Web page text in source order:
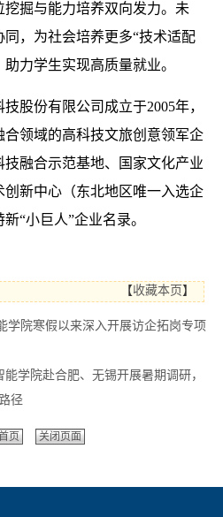
掘与能力培养双向发力。未
，为社会培养更多“技术适配
力学生实现高质量就业。
股份有限公司成立于2005年，
合领域的高科技文旅创意领军企
融合示范基地、国家文化产业
新中心（东北地区唯一入选企
“小巨人”企业名录。
【收藏本页 】
学院寒假以来深入开展访企拓岗专项
学院赴合肥、无锡开展暑期调研，
径
页 关闭页面